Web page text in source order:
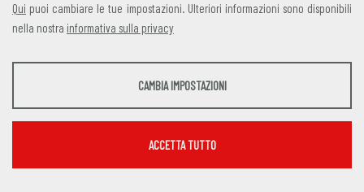
Qui puoi cambiare le tue impostazioni. Ulteriori informazioni sono disponibili
nella nostra informativa sulla privacy
STATISTICHE
Google Analytics
CAMBIA IMPOSTAZIONI
ACCETTA TUTTO
credits|privacy|contatti
Alleanza Italiana per lo Sviluppo Sostenibile
Via Farini 17, 00185 Roma C.F. 97893090585 P.IVA 14610671001